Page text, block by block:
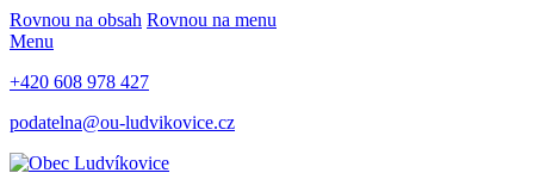
Rovnou na obsah Rovnou na menu
Menu
+420 608 978 427
podatelna@ou-ludvikovice.cz